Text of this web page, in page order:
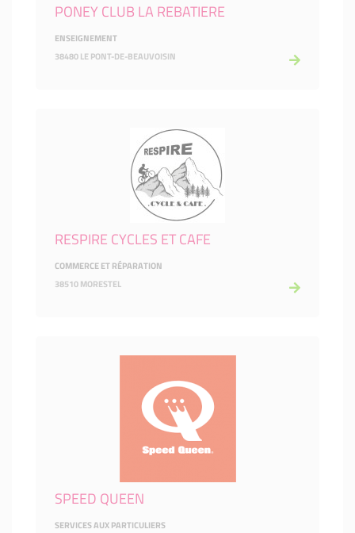
PONEY CLUB LA REBATIERE
ENSEIGNEMENT
38480 LE PONT-DE-BEAUVOISIN
RESPIRE CYCLES ET CAFE
COMMERCE ET RÉPARATION
38510 MORESTEL
SPEED QUEEN
SERVICES AUX PARTICULIERS